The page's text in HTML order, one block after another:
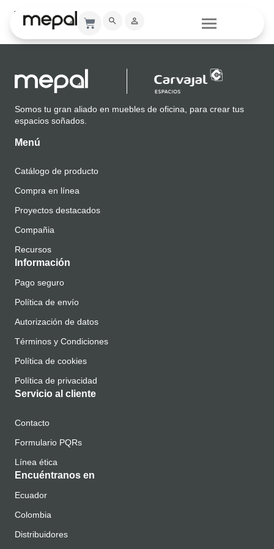
Modelo 3D
Somos tu gran aliado en muebles de oficina, para crear tus
espacios soñados.
Menú
Catálogo de producto
Compra en línea
Proyectos destacados
Compañia
Recursos
Información
Pago seguro
Política de envío
Autorización de datos
Términos y Condiciones
Política de cookies
Política de privacidad
Servicio al cliente
Contacto
Formulario PQRs
Línea ética
Encuéntranos en
Ecuador
Colombia
Distribuidores